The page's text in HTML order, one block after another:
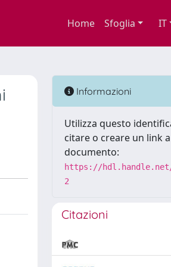
Home Sfoglia IT
Informazioni
Utilizza questo
citare o creare un link
documento:
https://hdl.handle.net/
2
Citazioni